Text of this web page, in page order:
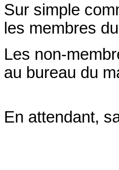
Sur simple
les membres
Les non-
au bureau du
En attendant,